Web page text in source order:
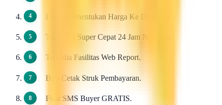
Bebas Menentukan Harga Ke Downline.
Transaksi Super Cepat 24 Jam Non Stop.
Tersedia Fasilitas Web Report.
Bisa Cetak Struk Pembayaran.
Fitur SMS Buyer GRATIS.